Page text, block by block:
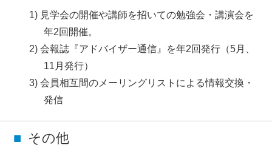
見学会の開催や講師を招いての勉強会・講演会を
年2回開催。
会報誌『アドバイザー通信』を年2回発行（5月、
11月発行）
会員相互間のメーリングリストによる情報交換・
発信
その他